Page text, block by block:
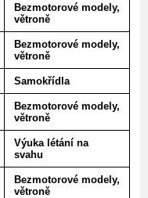
Bezmotorové modely,
větroně
Bezmotorové modely,
větroně
Samokřídla
Bezmotorové modely,
větroně
Výuka létání na
svahu
Bezmotorové modely,
větroně